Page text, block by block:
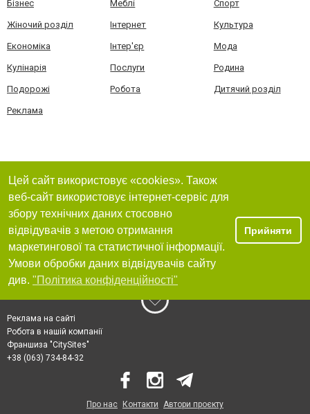
Бізнес Меблі Спорт
Жіночий розділ Інтернет Культура
Економіка Інтер'єр Мода
Кулінарія Послуги Родина
Подорожі Робота Дитячий розділ
Реклама
Цей сайт використовує «cookies». Також
веб-сайт використовує інтернет-сервіс для
збору технічних даних стосовно
відвідувачів з метою отримання
маркетингової та статистичної інформації.
Умови обробки даних відвідувачів сайту
див. "Політика конфіденційності"
Прийняти
Реклама на сайті
Робота в нашій компанії
Франшиза "CitySites"
+38 (063) 734-84-32
Про нас Контакти Автори проєкту